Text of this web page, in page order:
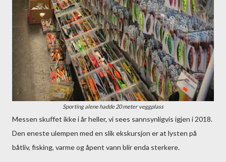
Sporting alene hadde 20 meter veggplass
Messen skuffet ikke i år heller, vi sees sannsynligvis igjen i 2018.
Den eneste ulempen med en slik ekskursjon er at lysten på
båtliv, fisking, varme og åpent vann blir enda sterkere.